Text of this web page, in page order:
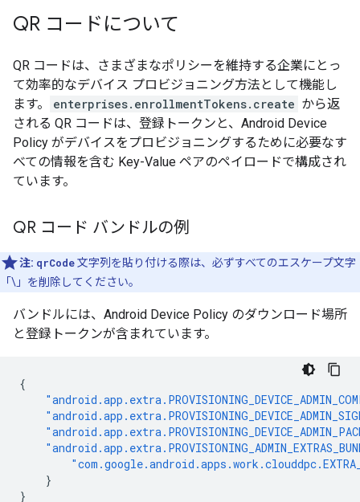
QR コードについて
QR コードは、さまざまなポリシーを維持する企業にとっ
て効率的なデバイス プロビジョニング方法として機能し
ます。
enterprises.enrollmentTokens.create から返
される QR コードは、登録トークンと、Android Device
Policy がデバイスをプロビジョニングするために必要なす
べての情報を含む Key-Value ペアのペイロードで構成され
ています。
QR コード バンドルの例
注: qrCode文字列を貼り付ける際は、必ずすべてのエスケープ文字
「\」を削除してください。
バンドルには、Android Device Policy のダウンロード場所
と登録トークンが含まれています。
{
}
}